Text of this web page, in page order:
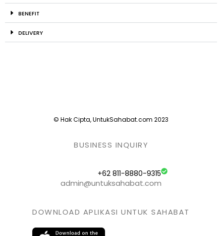
BENEFIT
DELIVERY
© Hak Cipta, UntukSahabat.com 2023
BUSINESS INQUIRY
+62 811-8880-9315
admin@untuksahabat.com
DOWNLOAD APLIKASI UNTUK SAHABAT